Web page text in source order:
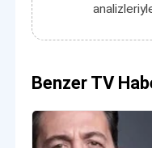
Benzer TV